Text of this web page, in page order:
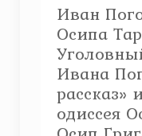
Иван
Осипа
Ивана
рассказ»
одиссея